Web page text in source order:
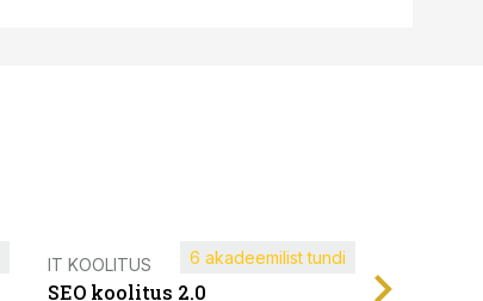
IT KOOLITUS
SEO koolitus 2.0
6 akadeemilist tundi